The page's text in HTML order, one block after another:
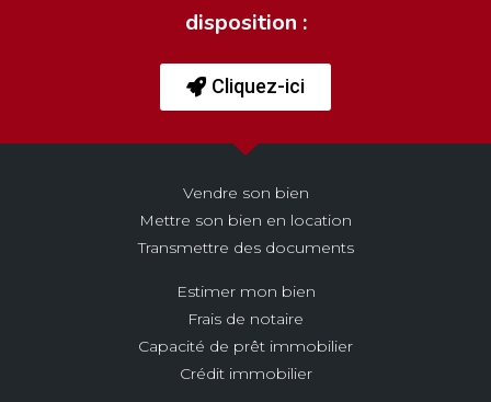
disposition :
Cliquez-ici
Vendre son bien
Mettre son bien en location
Transmettre des documents
Estimer mon bien
Frais de notaire
Capacité de prêt immobilier
Crédit immobilier